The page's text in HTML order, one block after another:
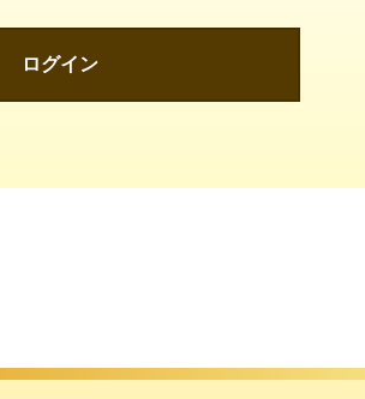
ログイン